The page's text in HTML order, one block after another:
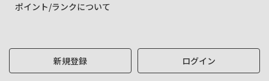
ポイント/ランクについて
新規登録 ログイン